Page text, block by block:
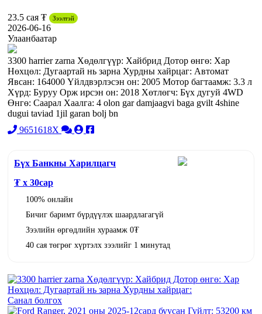
23.5 сая ₮ Зээлтэй
2026-06-16
Улаанбаатар
3300 harrier zarna Хөдөлгүүр: Хайбрид Дотор өнгө: Хар
Нөхцөл: Дугаартай нь зарна Хурдны хайрцаг: Автомат
Явсан: 164000 Үйлдвэрлэсэн он: 2005 Мотор багтаамж: 3.3 л
Хүрд: Буруу Орж ирсэн он: 2018 Хөтлөгч: Бүх дугуй 4WD
Өнгө: Саарал Хаалга: 4 olon gar damjaagvi baga gvilt 4shine
dugui taviad 1jil garan bolj bn
9651618X
Бүх Банкны Харилцагч
₮ x 30сар
100% онлайн
Бичиг баримт бүрдүүлэх шаардлагагүй
Зээлийн өргөдлийн хураамж 0₮
40 сая төгрөг хүртэлх зээлийг 1 минутад
Санал болгох